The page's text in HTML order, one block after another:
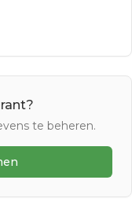
te beheren.